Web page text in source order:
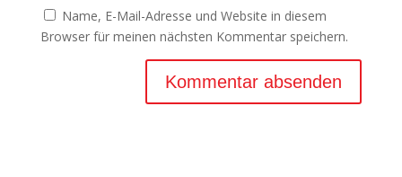
Name, E-Mail-Adresse und Website in diesem
Browser für meinen nächsten Kommentar speichern.